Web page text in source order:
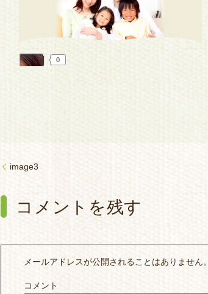
0
image3
コメントを残す
メールアドレスが公開されることはありません。
コメント